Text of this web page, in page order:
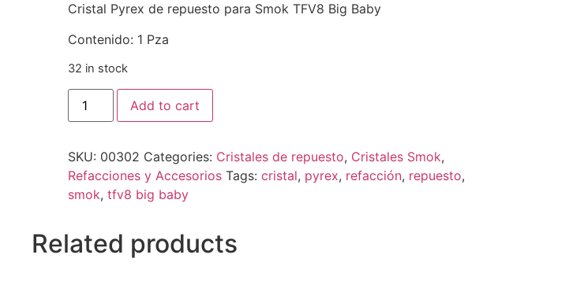
Cristal Pyrex de repuesto para Smok TFV8 Big Baby
Contenido: 1 Pza
32 in stock
Add to cart
SKU: 00302 Categories: Cristales de repuesto, Cristales Smok,
Refacciones y Accesorios Tags: cristal, pyrex, refacción, repuesto,
smok, tfv8 big baby
Related products